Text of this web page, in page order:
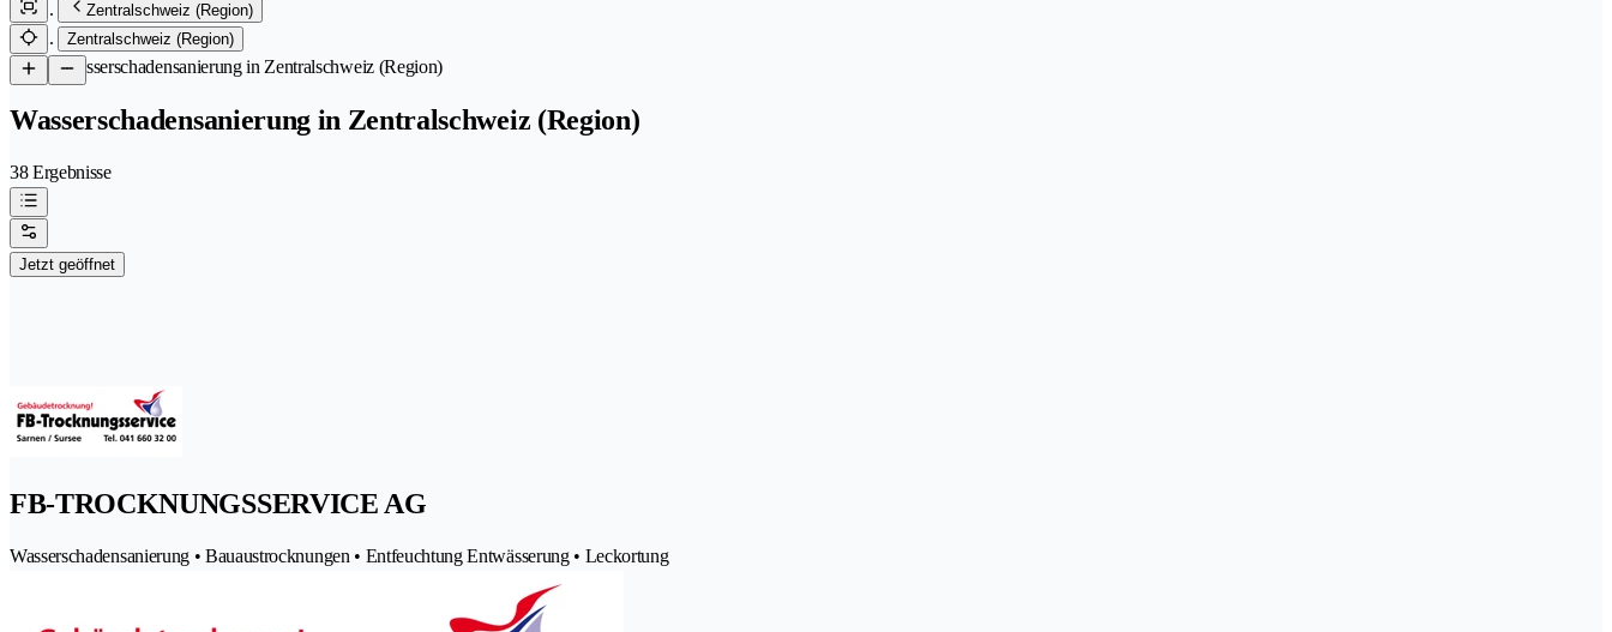
Zentralschweiz (Region)
Zentralschweiz (Region)
/Wasserschadensanierung in Zentralschweiz (Region)
Wasserschadensanierung in Zentralschweiz (Region)
38 Ergebnisse
Jetzt geöffnet
FB-TROCKNUNGSSERVICE AG
Wasserschadensanierung • Bauaustrocknungen • Entfeuchtung Entwässerung • Leckortung